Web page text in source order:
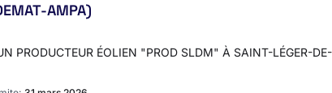
AMPA)
PRODUCTEUR ÉOLIEN "PROD SLDM" À SAINT-